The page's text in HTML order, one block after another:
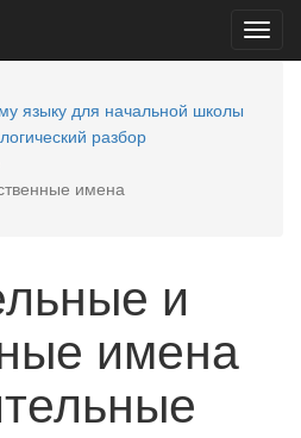
языку для начальной школы
разбор
имена
и
имена